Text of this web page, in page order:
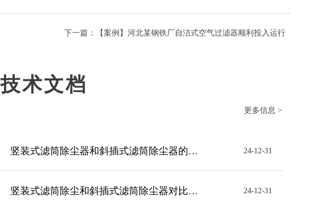
下一篇： 【案例】河北某钢铁厂自洁式空气过滤器顺利投入运行
技术文档
更多信息 >
竖装式滤筒除尘器和斜插式滤筒除尘器的优 24-12-31
竖装式滤筒除尘和斜插式滤筒除尘器对比优 24-12-31